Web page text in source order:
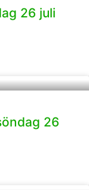
26 juli
26